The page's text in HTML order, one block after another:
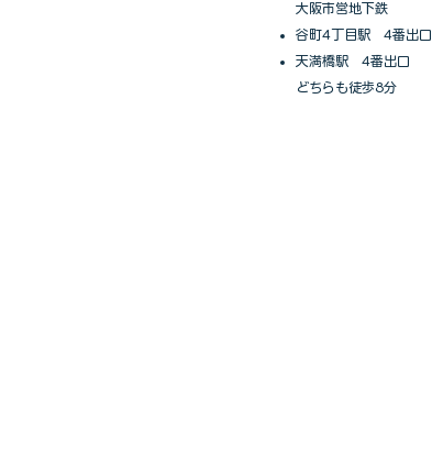
大阪市営地下鉄
谷町4丁目駅 4番出口
天満橋駅 4番出口
どちらも徒歩8分